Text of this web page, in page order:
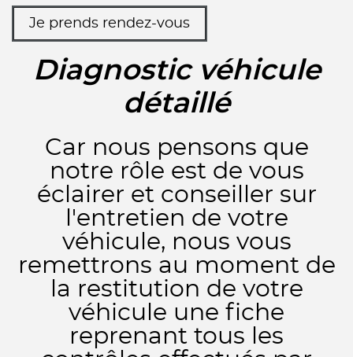
Je prends rendez-vous
Diagnostic véhicule
détaillé
Car nous pensons que
notre rôle est de vous
éclairer et conseiller sur
l'entretien de votre
véhicule, nous vous
remettrons au moment de
la restitution de votre
véhicule une fiche
reprenant tous les